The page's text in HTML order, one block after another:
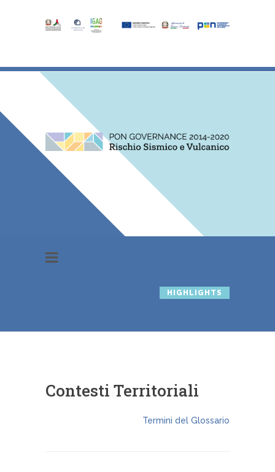
HIGHLIGHTS
Contesti Territoriali
Termini del Glossario